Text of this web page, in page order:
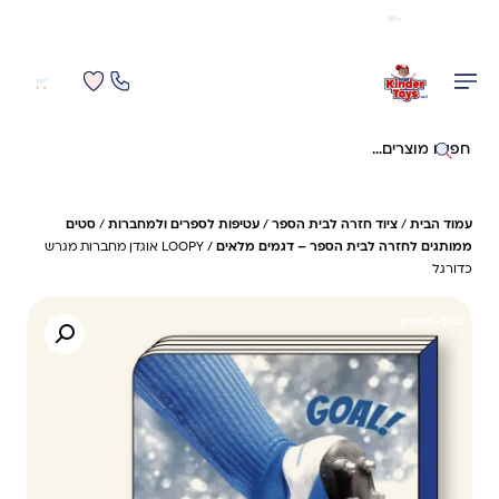
חיפוש באתר
עמוד הבית / ציוד חזרה לבית הספר / עטיפות לספרים ולמחברות / סטים
ממותגים לחזרה לבית הספר – דגמים מלאים
/ LOOPY אוגדן מחברות מגרש
כדורגל